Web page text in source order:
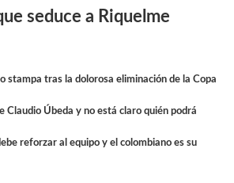
seduce a Riquelme
stampa tras la dolorosa eliminación de la Copa
Claudio Úbeda y no está claro quién podrá
reforzar al equipo y el colombiano es su